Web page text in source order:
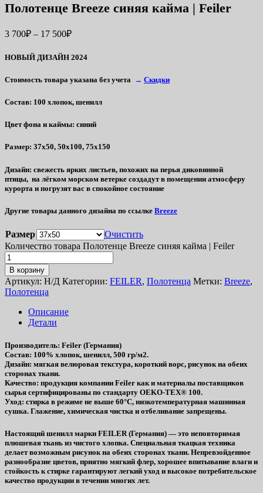
Полотенце Breeze синяя кайма | Feiler
3 700₽ – 17 500₽
НОВЫЙ ДИЗАЙН 2024
Стоимость товара указана без учета → Скидки
Состав: 100 хлопок, шенилл
Цвет фона и каймы: синий
Размер: 37х50, 50х100, 75х150
Дизайн: свежесть ярких листьев, похожих на перья диковинной
птицы, на лёгком морском ветерке создадут в помещении атмосферу
курорта и погрузят вас в спокойное состояние
Другие товары данного дизайна по ссылке Breeze
Размер
Очистить
Количество товара Полотенце Breeze синяя кайма | Feiler
В корзину
Артикул: Н/Д Категории: FEILER, Полотенца Метки: Breeze,
Полотенца
Описание
Детали
Производитель: Feiler (Германия)
Состав: 100% хлопок, шенилл, 500 гр/м2.
Дизайн: мягкая велюровая текстура, короткий ворс, рисунок на обеих
сторонах ткани.
Качество: продукция компании Feiler как и материалы поставщиков
сырья сертифицированы по стандарту OEKO-TEX® 100.
Уход: стирка в режиме не выше 60°C, низкотемпературная машинная
сушка. Глажение, химическая чистка и отбеливание запрещены.
Настоящий шенилл марки FEILER (Германия) — это неповторимая
плюшевая ткань из чистого хлопка. Специальная ткацкая техника
делает возможным рисунок на обеих сторонах ткани. Непревзойденное
разнообразие цветов, приятно мягкий флер, хорошее впитывание влаги и
стойкость к стирке гарантируют легкий уход и высокое потребительское
качество продукции в течении многих лет.